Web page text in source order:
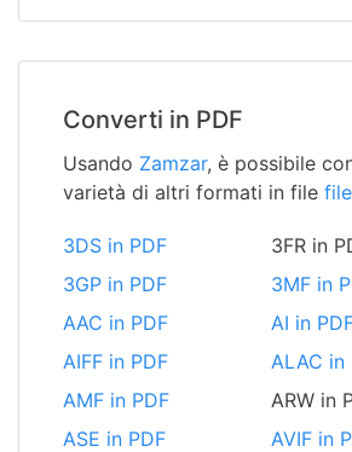
Converti in PDF
Usando Zamzar, è possibile
varietà di altri formati in file
3DS in PDF
3FR in
3GP in PDF
3MF in
AAC in PDF
AI in
AIFF in PDF
ALAC in
AMF in PDF
ARW in
ASE in PDF
AVIF in